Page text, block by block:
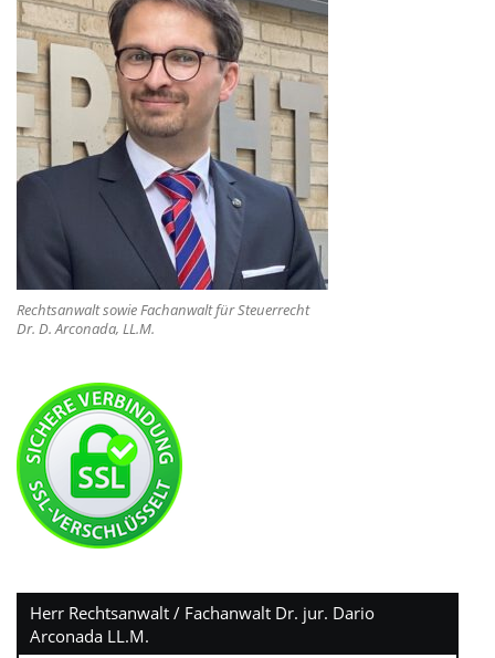
Rechtsanwalt sowie Fachanwalt für Steuerrecht
Dr. D. Arconada, LL.M.
Herr Rechtsanwalt / Fachanwalt Dr. jur. Dario
Arconada LL.M.